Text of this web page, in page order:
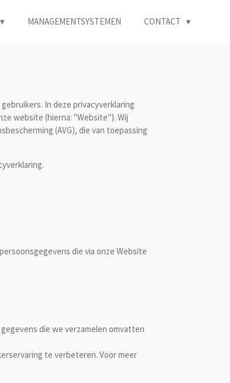
MANAGEMENTSYSTEMEN CONTACT
In deze privacyverklaring
website (hierna: "Website"). Wij
(AVG), die van toepassing
die via onze Website
die we verzamelen omvatten
te verbeteren. Voor meer